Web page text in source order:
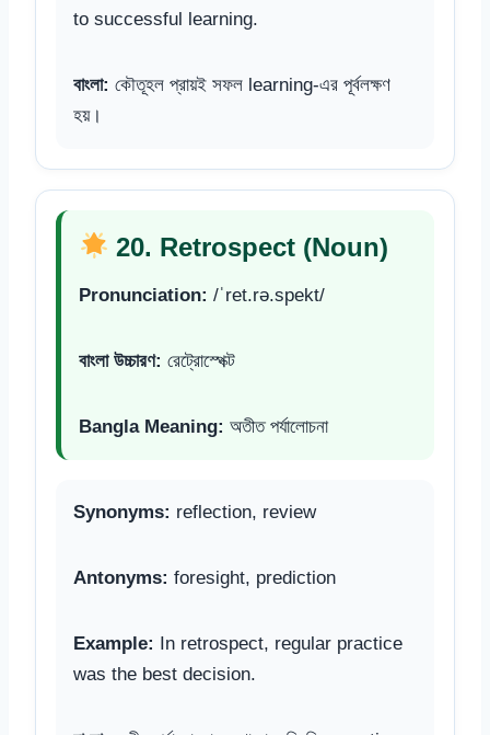
to successful learning.
বাংলা: কৌতূহল প্রায়ই সফল learning-এর পূর্বলক্ষণ
হয়।
20. Retrospect (Noun)
Pronunciation: /ˈret.rə.spekt/
বাংলা উচ্চারণ: রেট্রোস্পেক্ট
Bangla Meaning: অতীত পর্যালোচনা
Synonyms: reflection, review
Antonyms: foresight, prediction
Example: In retrospect, regular practice
was the best decision.